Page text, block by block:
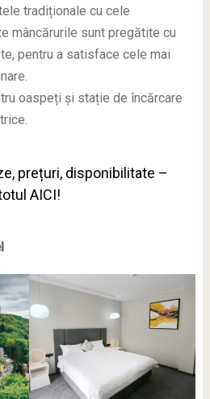
tradiționale cu cele
mâncărurile sunt pregătite cu
pentru a satisface cele mai
oaspeți și stație de încărcare
prețuri, disponibilitate –
AICI!